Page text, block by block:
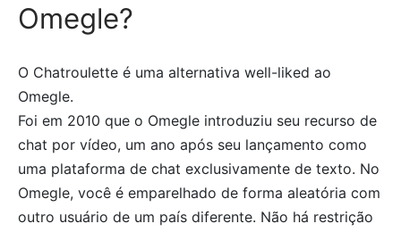
Omegle?
O Chatroulette é uma alternativa well-liked ao
Omegle.
Foi em 2010 que o Omegle introduziu seu recurso de
chat por vídeo, um ano após seu lançamento como
uma plataforma de chat exclusivamente de texto. No
Omegle, você é emparelhado de forma aleatória com
outro usuário de um país diferente. Não há restrição